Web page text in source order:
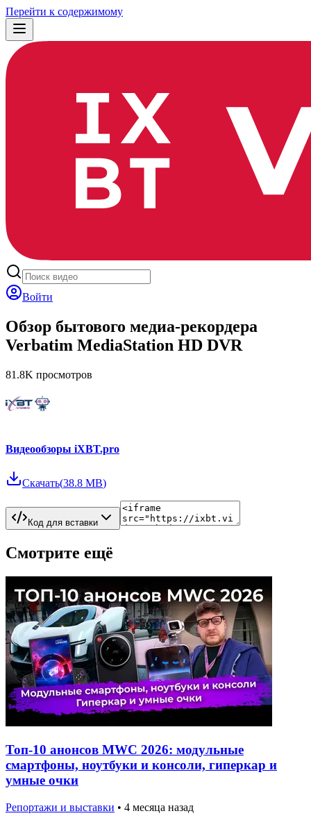
Перейти к содержимому
Войти
Обзор бытового медиа-рекордера
Verbatim MediaStation HD DVR
81.8K просмотров
Видеообзоры iXBT.pro
Скачать(38.8 MB)
Код для вставки
Смотрите ещё
Топ-10 анонсов MWC 2026: модульные
смартфоны, ноутбуки и консоли, гиперкар и
умные очки
Репортажи и выставки • 4 месяца назад